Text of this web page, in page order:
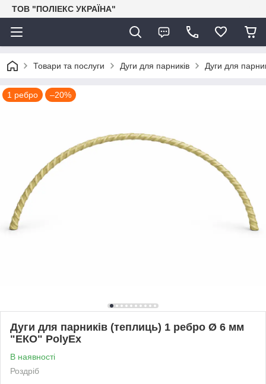
ТОВ "ПОЛІЕКС УКРАЇНА"
Товари та послуги Дуги для парників Дуги для
1 ребро –20%
Дуги для парників (теплиць) 1 ребро Ø 6 мм
"ЕКО" PolyEx
В наявності
Роздріб